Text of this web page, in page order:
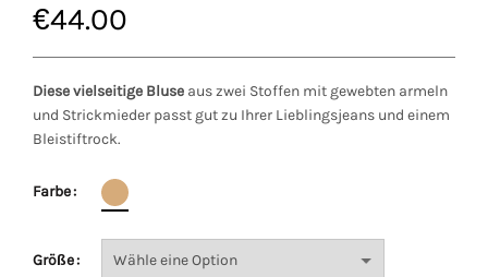
€44.00
Diese vielseitige Bluse aus zwei Stoffen mit gewebten armeln
und Strickmieder passt gut zu Ihrer Lieblingsjeans und einem
Bleistiftrock.
Farbe
Größe